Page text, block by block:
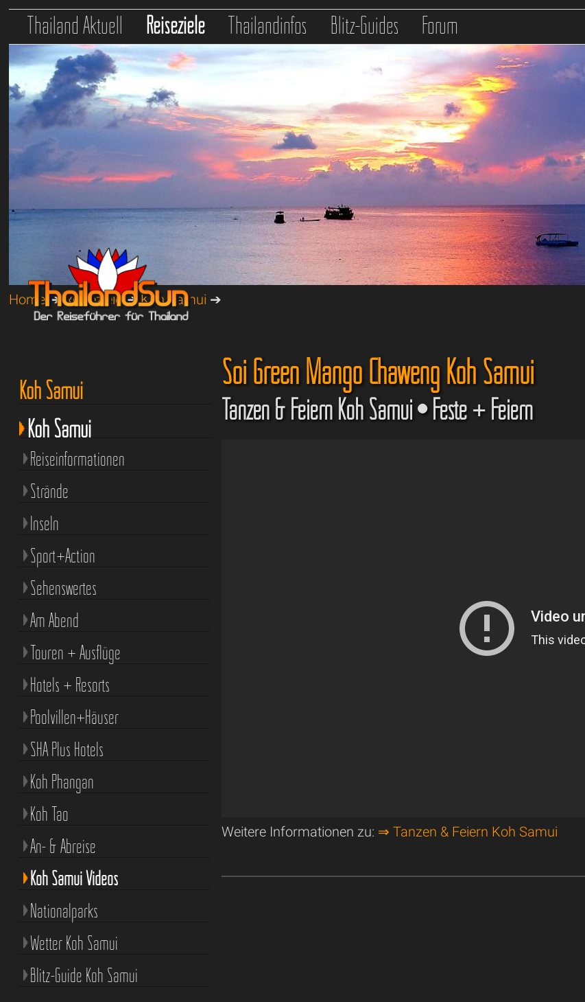
Thailand Aktuell Reiseziele Thailandinfos Blitz-Guides Forum
Home➔Reiseziele➔Koh Samui ➔
Soi Green Mango Chaweng Koh Samui
Tanzen & Feiern Koh Samui • Feste + Feiern
Weitere Informationen zu: ⇒ Tanzen & Feiern Koh Samui
Koh Samui
Koh Samui
Reiseinformationen
Strände
Inseln
Sport+Action
Sehenswertes
Am Abend
Touren + Ausflüge
Hotels + Resorts
Poolvillen+Häuser
SHA Plus Hotels
Koh Phangan
Koh Tao
An- & Abreise
Koh Samui Videos
Nationalparks
Wetter Koh Samui
Blitz-Guide Koh Samui